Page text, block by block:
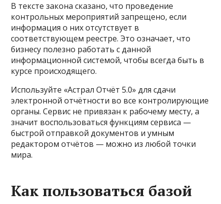
В тексте закона сказано, что проведение
контрольных мероприятий запрещено, если
информация о них отсутствует в
соответствующем реестре. Это означает, что
бизнесу полезно работать с данной
информационной системой, чтобы всегда быть в
курсе происходящего.
Используйте «Астрал Отчёт 5.0» для сдачи
электронной отчётности во все контролирующие
органы. Сервис не привязан к рабочему месту, а
значит воспользоваться функциям сервиса —
быстрой отправкой документов и умным
редактором отчётов — можно из любой точки
мира.
Как пользоваться базой